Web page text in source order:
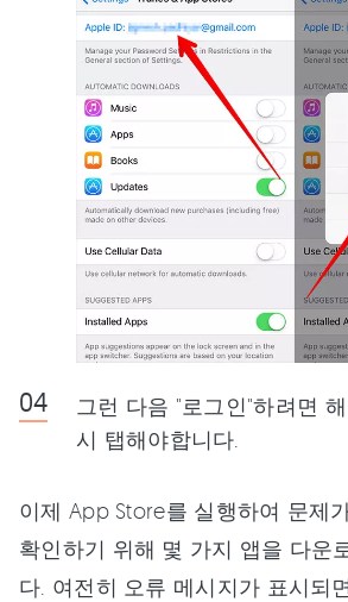
그런 다음 "로그인"하려면
시 탭해야합니다.
이제 App Store를 실행하여 문제
확인하기 위해 몇 가지 앱을 다운
다. 여전히 오류 메시지가 표시되